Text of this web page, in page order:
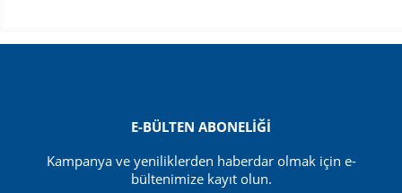
F-Gas
E-BÜLTEN ABONELİĞİ
Kampanya ve yeniliklerden haberdar olmak için e-
bültenimize kayıt olun.